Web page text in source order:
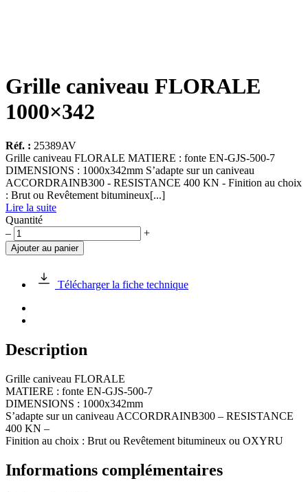
Grille caniveau FLORALE
1000×342
Réf. : 25389AV
Grille caniveau FLORALE MATIERE : fonte EN-GJS-500-7
DIMENSIONS : 1000x342mm S’adapte sur un caniveau
ACCORDRAINB300 - RESISTANCE 400 KN - Finition au choix
: Brut ou Revêtement bitumineux[...]
Lire la suite
Quantité
quantité
de
Grille
FLORALE
– +
Ajouter au panier
Télécharger la fiche technique
Description
Grille caniveau FLORALE
MATIERE : fonte EN-GJS-500-7
DIMENSIONS : 1000x342mm
S’adapte sur un caniveau ACCORDRAINB300 – RESISTANCE
400 KN –
Finition au choix : Brut ou Revêtement bitumineux ou OXYRU
Informations complémentaires